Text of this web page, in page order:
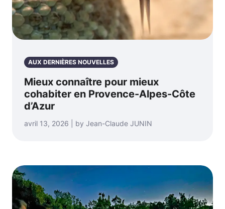
AUX DERNIÈRES NOUVELLES
Mieux connaître pour mieux
cohabiter en Provence-Alpes-Côte
d’Azur
avril 13, 2026 | by Jean-Claude JUNIN